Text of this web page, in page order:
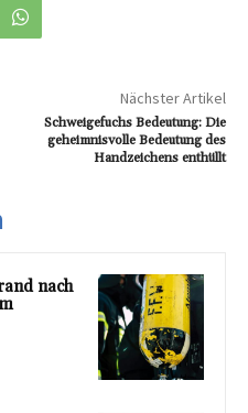
Nächster Artikel
Schweigefuchs Bedeutung: Die
geheimnisvolle Bedeutung des
Handzeichens enthüllt
nach